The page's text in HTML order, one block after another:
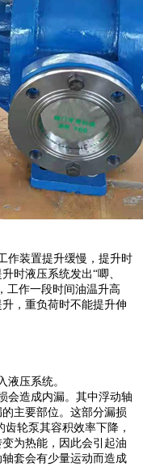
作装置提升缓慢，提升时
时液压系统发出“唧、
工作一段时间油温升高
，重负荷时不能提升伸
液压系统。
会造成内漏。其中浮动轴
主要部位。这部分漏损
轮泵其容积效率下降，
为热能，因此会引起油
套会有少量运动而造成